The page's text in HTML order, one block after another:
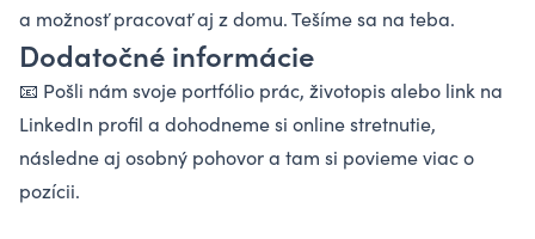
a možnosť pracovať aj z domu. Tešíme sa na teba.
Dodatočné informácie
📧 Pošli nám svoje portfólio prác, životopis alebo link na
LinkedIn profil a dohodneme si online stretnutie,
následne aj osobný pohovor a tam si povieme viac o
pozícii.